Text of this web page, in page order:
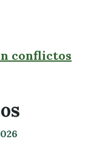
conflictos